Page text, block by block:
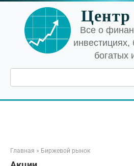
Перейти
контенту
Все о
инвестициях,
богатых
Поиск:
Главная » Биржевой рынок